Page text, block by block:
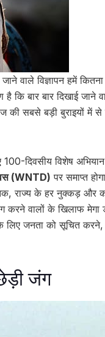
वाले विज्ञापन हमें
कि बार बार दिखाई जाने
की सबसे बड़ी बुराइयों
दिवसीय विशेष
(WNTD) पर समाप्त
राज्य के हर नुक्कड़ और
करने वालों के खिलाफ
लिए जनता को सूचित
जंग